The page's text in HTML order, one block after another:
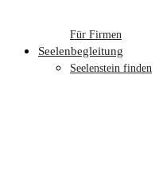
Für Firmen
Seelenbegleitung
Seelenstein finden